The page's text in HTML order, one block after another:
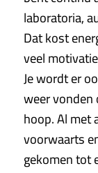
laboratoria,
Dat kost
veel
Je wordt er
weer vonden
hoop. Al met
voorwaarts
gekomen tot